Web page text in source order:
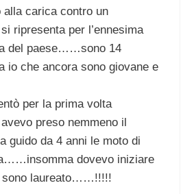
alla carica contro un
ripresenta per l’ennesima
del paese……sono 14
io che ancora sono giovane e
per la prima volta
preso nemmeno il
da 4 anni le moto di
dovevo iniziare
laureato……!!!!!